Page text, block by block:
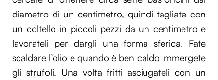
diametro di un centimetro, quindi tagliate con
un coltello in piccoli pezzi da un centimetro e
lavorateli per dargli una forma sferica. Fate
scaldare l’olio e quando è ben caldo immergete
gli strufoli. Una volta fritti asciugateli con un